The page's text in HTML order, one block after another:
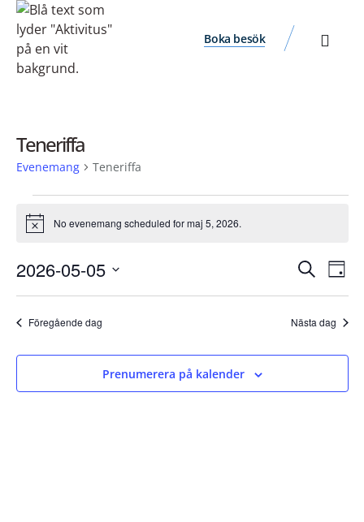
Boka besök
Teneriffa
Evenemang Teneriffa
Notis No evenemang scheduled for maj 5, 2026.
Search
and
Views
Sök Dag
2026-05-05
Föregående dag Nästa dag
Prenumerera på kalender